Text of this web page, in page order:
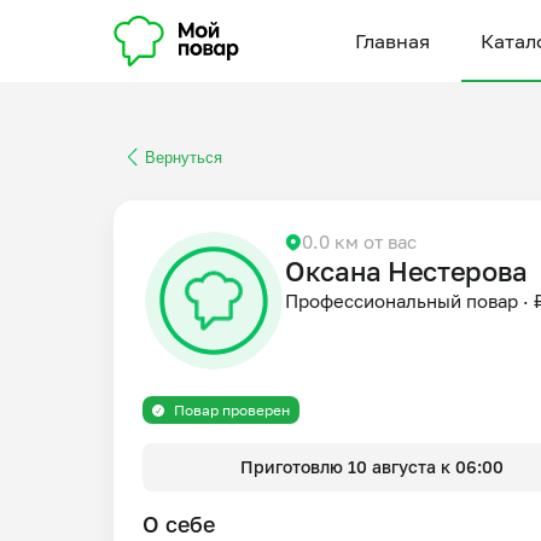
Главная
Вернуться
0.0 км от вас
Оксана Нестерова
Профессиональный повар ·
Повар проверен
Приготовлю 10 августа к 06:00
О себе